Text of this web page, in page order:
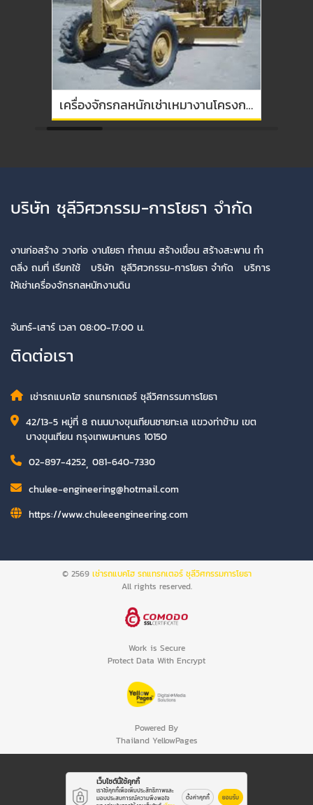
เครื่องจักรกลหนักเช่าเหมางานโครงการ
บริษัท ชุลีวิศวกรรม-การโยธา จำกัด
งานก่อสร้าง วางท่อ งานโยธา ทำถนน สร้างเขื่อน สร้างสะพาน ทำ
ตลิ่ง ถมที่ เรียกใช้ บริษัท ชุลีวิศวกรรม-การโยธา จำกัด บริการ
ให้เช่าเครื่องจักรกลหนักงานดิน
จันทร์-เสาร์ เวลา 08:00-17:00 น.
ติดต่อเรา
เช่ารถแบคโฮ รถแทรกเตอร์ ชุลีวิศกรรมการโยธา
42/13-5 หมู่ที่ 8 ถนนบางขุนเทียนชายทะเล แขวงท่าข้าม เขต
บางขุนเทียน กรุงเทพมหานคร 10150
02-897-4252, 081-640-7330
chulee-engineering@hotmail.com
https://www.chuleeengineering.com
© 2569 เช่ารถแบคโฮ รถแทรกเตอร์ ชุลีวิศกรรมการโยธา
All rights reserved.
Work is Secure
Protect Data With Encrypt
Powered By
Thailand YellowPages
เว็บไซต์นี้ใช้คุกกี้
เราใช้คุกกี้เพื่อเพิ่มประสิทธิภาพและ
มอบประสบการณ์ความพึงพอใจ
ตั้งค่าคุกกี้ ยอมรับ